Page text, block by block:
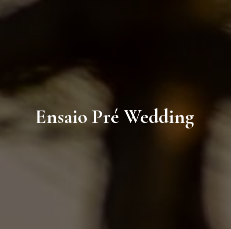
Ensaio Pré Wedding